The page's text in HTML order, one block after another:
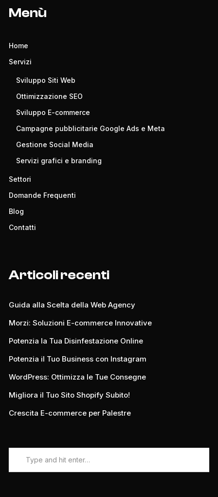
Menù
Home
Servizi
Sviluppo Siti Web
Ottimizzazione SEO
Sviluppo E-commerce
Campagne pubblicitarie Google Ads e Meta
Gestione Social Media
Servizi grafici e branding
Settori
Domande Frequenti
Blog
Contatti
Articoli recenti
Guida alla Scelta della Web Agency
Morzi: Soluzioni E-commerce Innovative
Potenzia la Tua Disinfestazione Online
Potenzia il Tuo Business con Instagram
WordPress: Ottimizza le Tue Consegne
Migliora il Tuo Sito Shopify Subito!
Crescita E-commerce per Palestre